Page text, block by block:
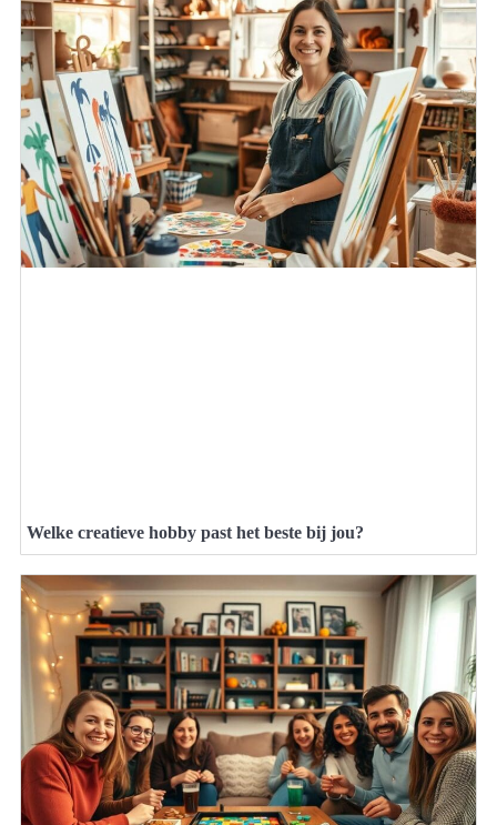
Welke creatieve hobby past het beste bij jou?